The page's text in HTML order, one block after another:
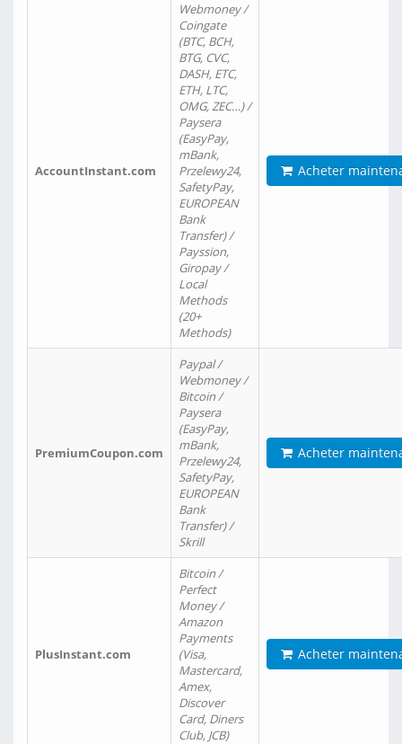
AccountInstant.com
Webmoney /
Coingate
(BTC, BCH,
BTG, CVC,
DASH, ETC,
ETH, LTC,
OMG, ZEC…) /
Paysera
(EasyPay,
mBank,
Przelewy24,
SafetyPay,
EUROPEAN
Bank
Transfer) /
Payssion,
Giropay /
Local
Methods
(20+
Methods)
Acheter
PremiumCoupon.com
Paypal /
Webmoney /
Bitcoin /
Paysera
(EasyPay,
mBank,
Przelewy24,
SafetyPay,
EUROPEAN
Bank
Transfer) /
Skrill
Acheter
PlusInstant.com
Bitcoin /
Perfect
Money /
Amazon
Payments
(Visa,
Mastercard,
Amex,
Discover
Card, Diners
Club, JCB)
Acheter